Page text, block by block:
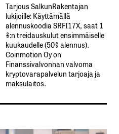
Tarjous SalkunRakentajan
lukijoille: Käyttämällä​ ​
alennuskoodia​ ​SRFI17X,​ ​saat​ ​1
%:n treidauskulut​ ​ensimmäiselle​ ​
kuukaudelle​ ​(50%​ ​alennus).
Coinmotion Oy on
Finanssivalvonnan valvoma
kryptovarapalvelun tarjoaja ja
maksulaitos.